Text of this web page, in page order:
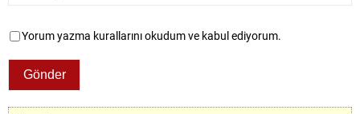
Yorum yazma kurallarını okudum ve kabul ediyorum.